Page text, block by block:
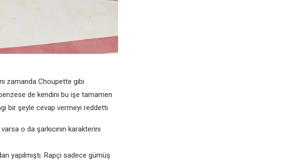
zamanda Choupette gibi
de kendini bu işe tamamen
bir şeyle cevap vermeyi reddetti.
o da şarkıcının karakterini
yapılmıştı. Rapçi sadece gümüş